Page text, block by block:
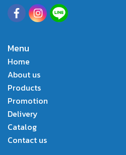
Menu
Home
About us
Products
Promotion
Delivery
Catalog
Contact us